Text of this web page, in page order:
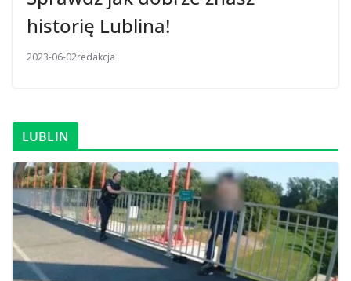
historię Lublina!
2023-06-02redakcja
LUBLIN